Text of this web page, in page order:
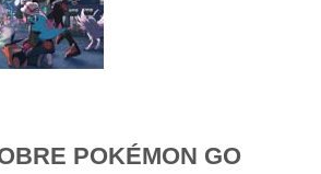
POKÉMON GO